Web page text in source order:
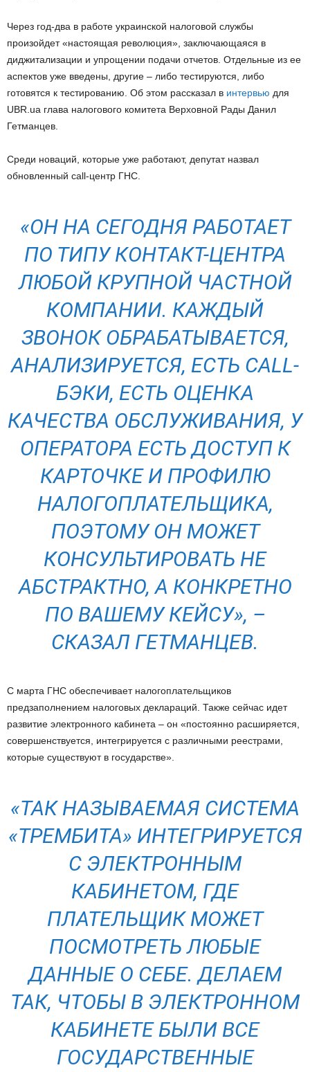
Через год-два в работе украинской налоговой службы
произойдет «настоящая революция», заключающаяся в
диджитализации и упрощении подачи отчетов. Отдельные из ее
аспектов уже введены, другие – либо тестируются, либо
готовятся к тестированию. Об этом рассказал в интервью для
UBR.ua глава налогового комитета Верховной Рады Данил
Гетманцев.
Среди новаций, которые уже работают, депутат назвал
обновленный call-центр ГНС.
«ОН НА СЕГОДНЯ РАБОТАЕТ
ПО ТИПУ КОНТАКТ-ЦЕНТРА
ЛЮБОЙ КРУПНОЙ ЧАСТНОЙ
КОМПАНИИ. КАЖДЫЙ
ЗВОНОК ОБРАБАТЫВАЕТСЯ,
АНАЛИЗИРУЕТСЯ, ЕСТЬ CALL-
БЭКИ, ЕСТЬ ОЦЕНКА
КАЧЕСТВА ОБСЛУЖИВАНИЯ, У
ОПЕРАТОРА ЕСТЬ ДОСТУП К
КАРТОЧКЕ И ПРОФИЛЮ
НАЛОГОПЛАТЕЛЬЩИКА,
ПОЭТОМУ ОН МОЖЕТ
КОНСУЛЬТИРОВАТЬ НЕ
АБСТРАКТНО, А КОНКРЕТНО
ПО ВАШЕМУ КЕЙСУ», –
СКАЗАЛ ГЕТМАНЦЕВ.
С марта ГНС обеспечивает налогоплательщиков
предзаполнением налоговых деклараций. Также сейчас идет
развитие электронного кабинета – он «постоянно расширяется,
совершенствуется, интегрируется с различными реестрами,
которые существуют в государстве».
«ТАК НАЗЫВАЕМАЯ СИСТЕМА
«ТРЕМБИТА» ИНТЕГРИРУЕТСЯ
С ЭЛЕКТРОННЫМ
КАБИНЕТОМ, ГДЕ
ПЛАТЕЛЬЩИК МОЖЕТ
ПОСМОТРЕТЬ ЛЮБЫЕ
ДАННЫЕ О СЕБЕ. ДЕЛАЕМ
ТАК, ЧТОБЫ В ЭЛЕКТРОННОМ
КАБИНЕТЕ БЫЛИ ВСЕ
ГОСУДАРСТВЕННЫЕ